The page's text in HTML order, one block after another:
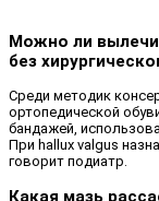
Можно ли
без
Среди методик
ортопедической
бандажей,
При hallux valgus
говорит подиатр.
Какая мазь